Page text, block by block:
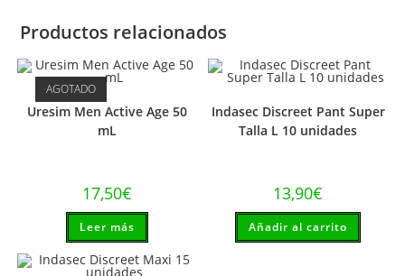
Productos relacionados
AGOTADO
Uresim Men Active Age 50
mL
17,50€
Leer más
Indasec Discreet Pant Super
Talla L 10 unidades
13,90€
Añadir al carrito